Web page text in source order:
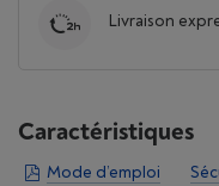
Livraison
Caractéristiques
Mode d’emploi